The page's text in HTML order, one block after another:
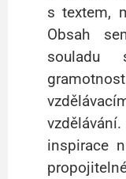
s textem,
Obsah
souladu
inspirace